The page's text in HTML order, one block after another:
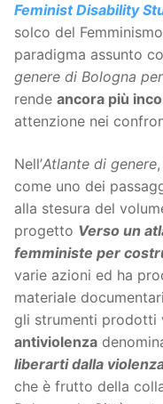
Feminist Disability
solco del
paradigma assunto
genere di Bologna
rende ancora più
attenzione nei
Nell’Atlante di genere
come uno dei
alla stesura del
progetto Verso un
femministe per
varie azioni ed ha
materiale
gli strumenti prodotti
antiviolenza
liberarti dalla
che è frutto della